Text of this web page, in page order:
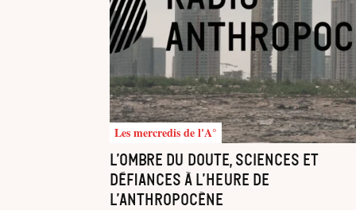
Les mercredis de l'A°
L’ombre du doute, sciences et
défiances à l’heure de
l’Anthropocène